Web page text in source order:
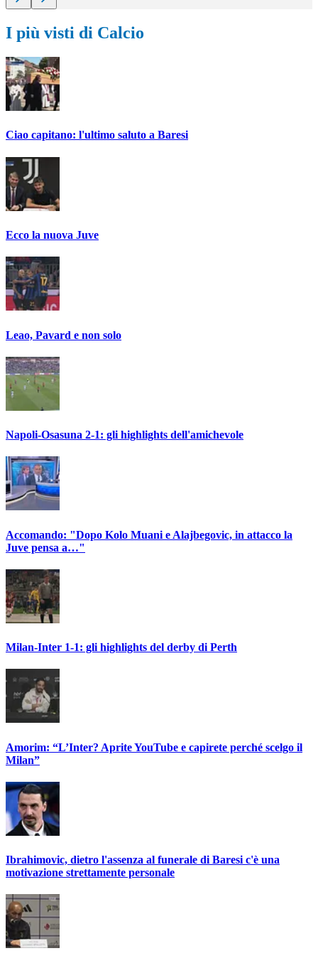
I più visti di Calcio
Ciao capitano: l'ultimo saluto a Baresi
Ecco la nuova Juve
Leao, Pavard e non solo
Napoli-Osasuna 2-1: gli highlights dell'amichevole
Accomando: "Dopo Kolo Muani e Alajbegovic, in attacco la
Juve pensa a…"
Milan-Inter 1-1: gli highlights del derby di Perth
Amorim: “L’Inter? Aprite YouTube e capirete perché scelgo il
Milan”
Ibrahimovic, dietro l'assenza al funerale di Baresi c'è una
motivazione strettamente personale